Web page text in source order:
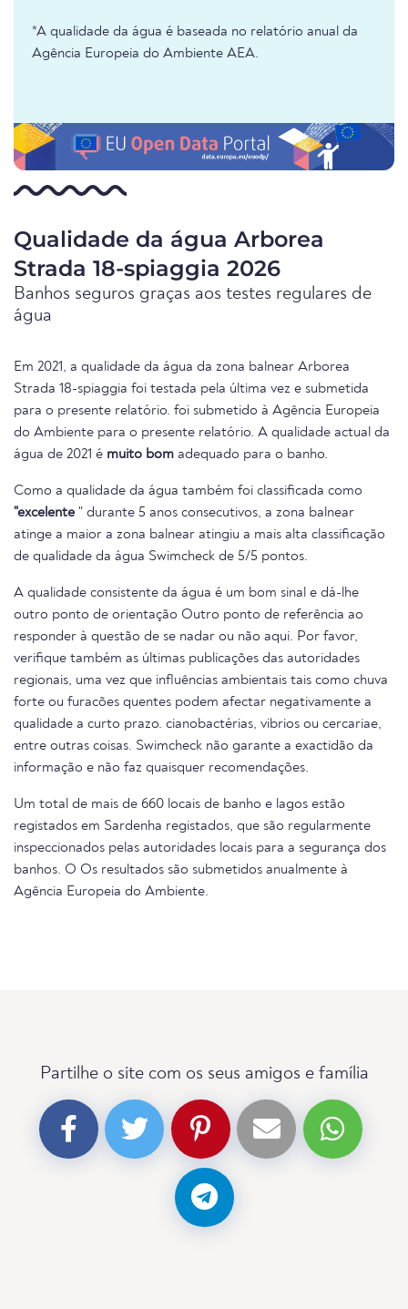
*A qualidade da água é baseada no relatório anual da
Agência Europeia do Ambiente AEA.
Qualidade da água Arborea
Strada 18-spiaggia 2026
Banhos seguros graças aos testes regulares de
água
Em 2021, a qualidade da água da zona balnear Arborea
Strada 18-spiaggia foi testada pela última vez e submetida
para o presente relatório. foi submetido à Agência Europeia
do Ambiente para o presente relatório. A qualidade actual da
água de 2021 é muito bom adequado para o banho.
Como a qualidade da água também foi classificada como
"excelente " durante 5 anos consecutivos, a zona balnear
atinge a maior a zona balnear atingiu a mais alta classificação
de qualidade da água Swimcheck de 5/5 pontos.
A qualidade consistente da água é um bom sinal e dá-lhe
outro ponto de orientação Outro ponto de referência ao
responder à questão de se nadar ou não aqui. Por favor,
verifique também as últimas publicações das autoridades
regionais, uma vez que influências ambientais tais como chuva
forte ou furacões quentes podem afectar negativamente a
qualidade a curto prazo. cianobactérias, vibrios ou cercariae,
entre outras coisas. Swimcheck não garante a exactidão da
informação e não faz quaisquer recomendações.
Um total de mais de 660 locais de banho e lagos estão
registados em Sardenha registados, que são regularmente
inspeccionados pelas autoridades locais para a segurança dos
banhos. O Os resultados são submetidos anualmente à
Agência Europeia do Ambiente.
Partilhe o site com os seus amigos e família